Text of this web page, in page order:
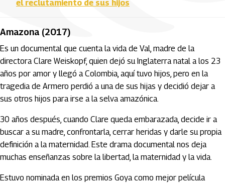
el reclutamiento de sus hijos
Amazona (2017)
Es un documental que cuenta la vida de Val, madre de la
directora Clare Weiskopf, quien dejó su Inglaterra natal a los 23
años por amor y llegó a Colombia, aquí tuvo hijos, pero en la
tragedia de Armero perdió a una de sus hijas y decidió dejar a
sus otros hijos para irse a la selva amazónica.
30 años después, cuando Clare queda embarazada, decide ir a
buscar a su madre, confrontarla, cerrar heridas y darle su propia
definición a la maternidad. Este drama documental nos deja
muchas enseñanzas sobre la libertad, la maternidad y la vida.
Estuvo nominada en los premios Goya como mejor película